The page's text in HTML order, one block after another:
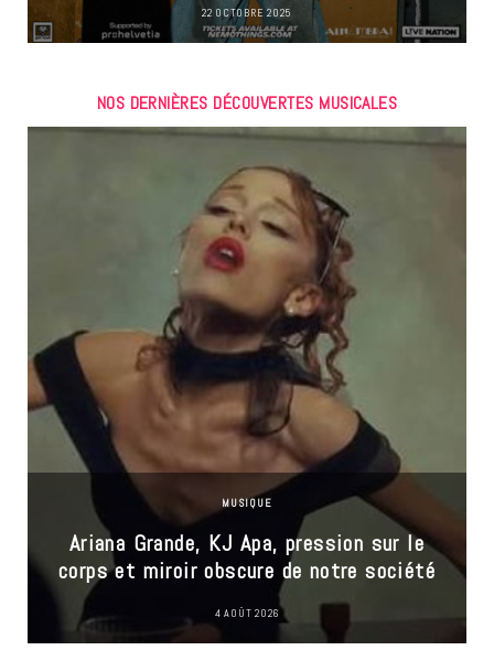
22 OCTOBRE 2025
NOS DERNIÈRES DÉCOUVERTES MUSICALES
MUSIQUE
Ariana Grande, KJ Apa, pression sur le
corps et miroir obscure de notre société
4 AOÛT 2026